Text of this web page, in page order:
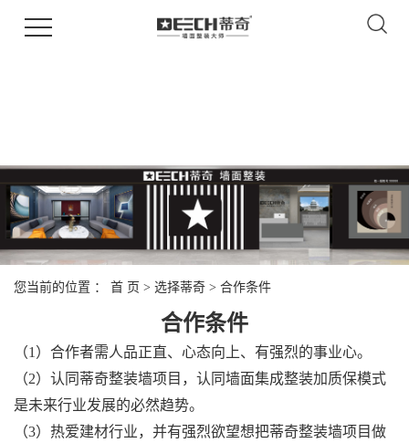
您当前的位置 ： 首 页 > 选择蒂奇 > 合作条件
合作条件
（1）合作者需人品正直、心态向上、有强烈的事业心。
（2）认同蒂奇整装墙项目，认同墙面集成整装加质保模式
是未来行业发展的必然趋势。
（3）热爱建材行业，并有强烈欲望想把蒂奇整装墙项目做